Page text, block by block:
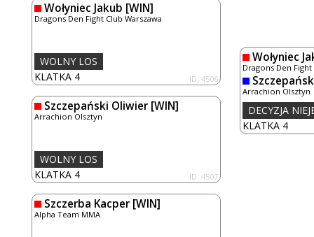
Wołyniec Jakub [WIN]
Dragons Den Fight Club Warszawa
KLATKA 4 ID: 4506
WOLNY LOS
Szczepański Oliwier [WIN]
Arrachion Olsztyn
KLATKA 4 ID: 4507
WOLNY LOS
Szczerba Kacper [WIN]
Alpha Team MMA
Wołyniec
Dragons Den
Arrachion Olsztyn
KLATKA 4
DECYZJA